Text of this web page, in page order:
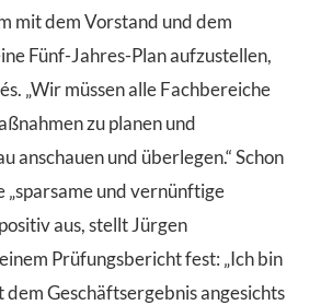
mit dem Vorstand und dem
Fünf-Jahres-Plan aufzustellen,
„Wir müssen alle Fachbereiche
zu planen und
anschauen und überlegen.“ Schon
„sparsame und vernünftige
aus, stellt Jürgen
Prüfungsbericht fest: „Ich bin
Geschäftsergebnis angesichts